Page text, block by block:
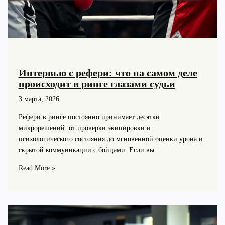
Интервью с рефери: что на самом деле
происходит в ринге глазами судьи
3 марта, 2026
Рефери в ринге постоянно принимает десятки
микрорешений: от проверки экипировки и
психологического состояния до мгновенной оценки урона и
скрытой коммуникации с бойцами. Если вы
Интервью
на
самом
Read More »